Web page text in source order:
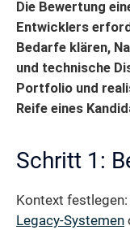
Die Bewertung
Entwicklers
Bedarfe klären,
und technische
Portfolio und
Reife eines
Schritt 1:
Kontext festlegen:
Legacy-Systemen